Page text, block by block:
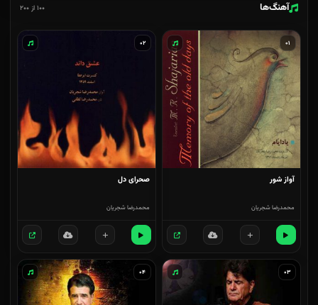
آهنگ‌ها ۱۰۰ از ۲۰۰
۰۱
آواز شور
محمدرضا شجریان
۰۲
صحرای دل
محمدرضا شجریان
۰۳ ۰۴